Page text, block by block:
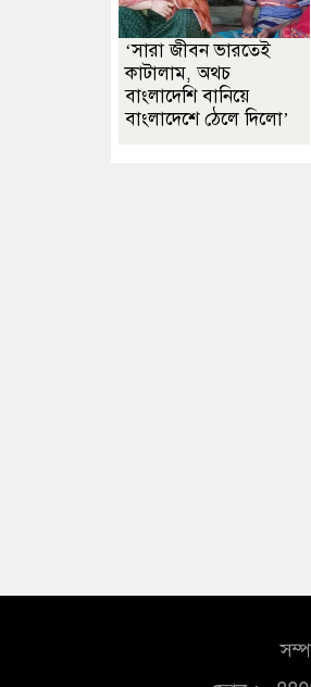
‘সারা জীবন ভারতেই
কাটালাম, অথচ
বাংলাদেশি বানিয়ে
বাংলাদেশে ঠেলে দিলো’